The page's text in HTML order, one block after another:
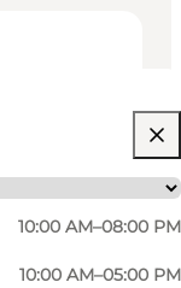
10:00 AM–08:00 PM
10:00 AM–05:00 PM